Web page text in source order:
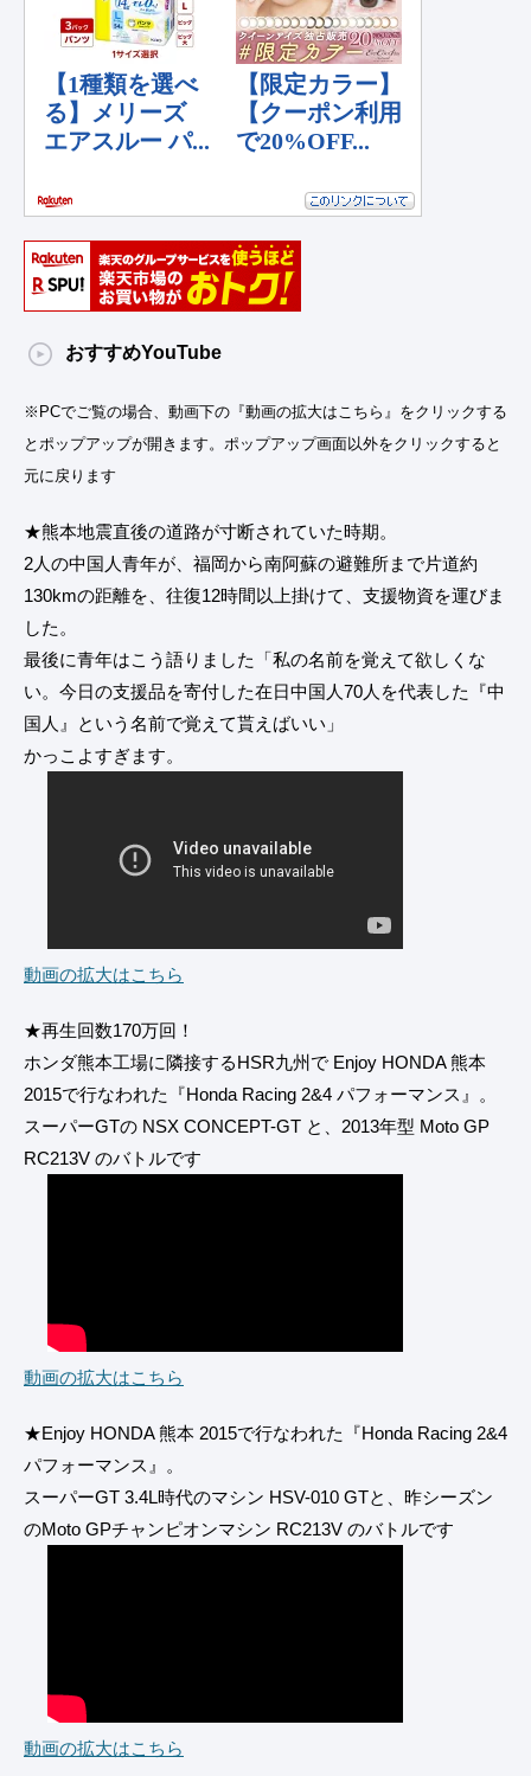
おすすめYouTube
※PCでご覧の場合、動画下の『動画の拡大はこちら』をクリックする
とポップアップが開きます。ポップアップ画面以外をクリックすると
元に戻ります
★熊本地震直後の道路が寸断されていた時期。
2人の中国人青年が、福岡から南阿蘇の避難所まで片道約
130kmの距離を、往復12時間以上掛けて、支援物資を運びま
した。
最後に青年はこう語りました「私の名前を覚えて欲しくな
い。今日の支援品を寄付した在日中国人70人を代表した『中
国人』という名前で覚えて貰えばいい」
かっこよすぎます。
動画の拡大はこちら
★再生回数170万回！
ホンダ熊本工場に隣接するHSR九州で Enjoy HONDA 熊本
2015で行なわれた『Honda Racing 2&4 パフォーマンス』。
スーパーGTの NSX CONCEPT-GT と、2013年型 Moto GP
RC213V のバトルです
動画の拡大はこちら
★Enjoy HONDA 熊本 2015で行なわれた『Honda Racing 2&4
パフォーマンス』。
スーパーGT 3.4L時代のマシン HSV-010 GTと、昨シーズン
のMoto GPチャンピオンマシン RC213V のバトルです
動画の拡大はこちら